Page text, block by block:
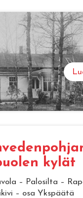
kylät
– Palosilta –
– osa Ykspäätä